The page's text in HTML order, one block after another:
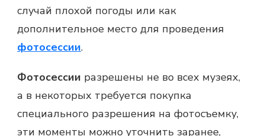
случай плохой погоды или как
дополнительное место для проведения
фотосессии.
Фотосессии разрешены не во всех музеях,
а в некоторых требуется покупка
специального разрешения на фотосъемку,
эти моменты можно уточнить заранее,